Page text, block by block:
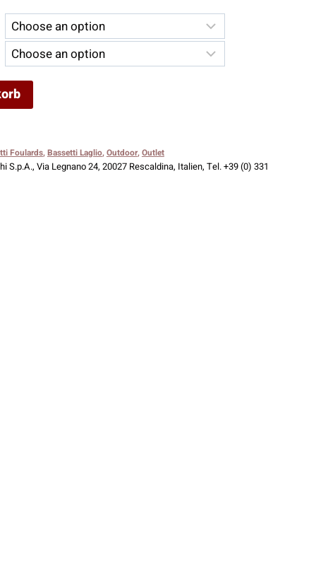
€.
Foulards,Bassetti Laglio,Outdoor,Outlet
S.p.A., Via Legnano 24, 20027 Rescaldina, Italien, Tel. +39 (0) 331